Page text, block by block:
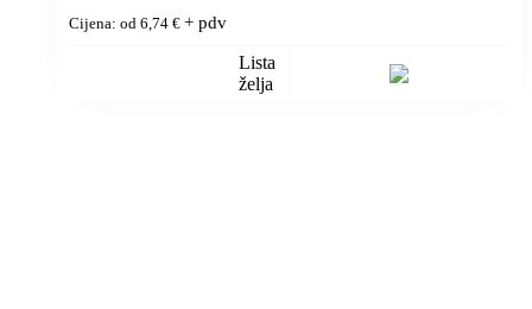
Cijena: od 6,74 € + pdv
Lista
želja